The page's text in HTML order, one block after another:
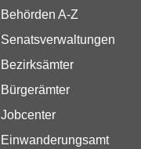
Behörden A-Z
Senatsverwaltungen
Bezirksämter
Bürgerämter
Jobcenter
Einwanderungsamt